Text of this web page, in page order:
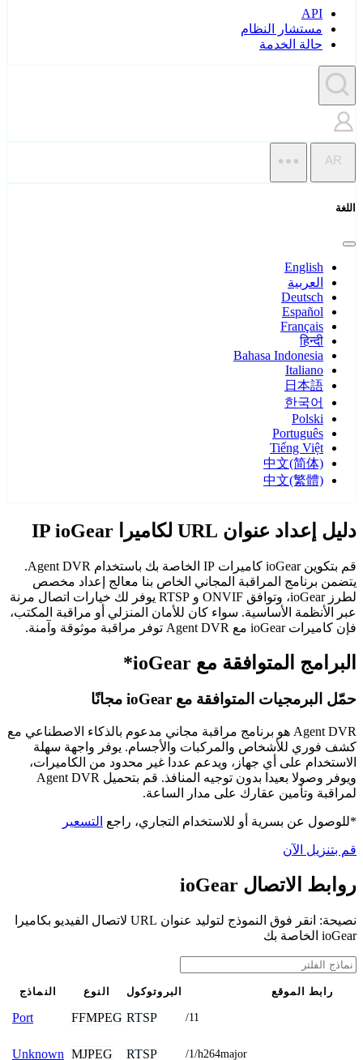
API
مستشار النظام
حالة الخدمة
AR
اللغة
English
العربية
Deutsch
Español
Français
हिन्दी
Bahasa Indonesia
Italiano
日本語
한국어
Polski
Português
Tiếng Việt
中文(简体)
中文(繁體)
دليل إعداد عنوان URL لكاميرا IP ioGear
قم بتكوين ioGear كاميرات IP الخاصة بك باستخدام Agent DVR.
يتضمن برنامج المراقبة المجاني الخاص بنا معالج إعداد مخصص
لطرز ioGear، وتوافق ONVIF و RTSP يوفر لك خيارات اتصال مرنة
عبر الأنظمة الأساسية. سواء كان للأمان المنزلي أو مراقبة المكتب،
فإن كاميرات ioGear مع Agent DVR توفر مراقبة موثوقة وآمنة.
البرامج المتوافقة مع ioGear*
حمّل البرمجيات المتوافقة مع ioGear مجانًا
Agent DVR هو برنامج مراقبة مجاني مدعوم بالذكاء الاصطناعي مع
كشف فوري للأشخاص والمركبات والأجسام. يوفر واجهة سهلة
الاستخدام على أي جهاز، ويدعم عددا غير محدود من الكاميرات،
ويوفر وصولا بعيدا بدون توجيه المنافذ. قم بتحميل Agent DVR
لمراقبة وتأمين عقارك على مدار الساعة.
*للوصول عن بسرية أو للاستخدام التجاري، راجع التسعير
قم بتنزيل الآن
روابط الاتصال ioGear
نصيحة: انقر فوق النموذج لتوليد عنوان URL لاتصال الفيديو بكاميرا
ioGear الخاصة بك
النماذج النوع البروتوكول رابط الموقع
Port FFMPEG RTSP /11
Unknown MJPEG RTSP /1/h264major